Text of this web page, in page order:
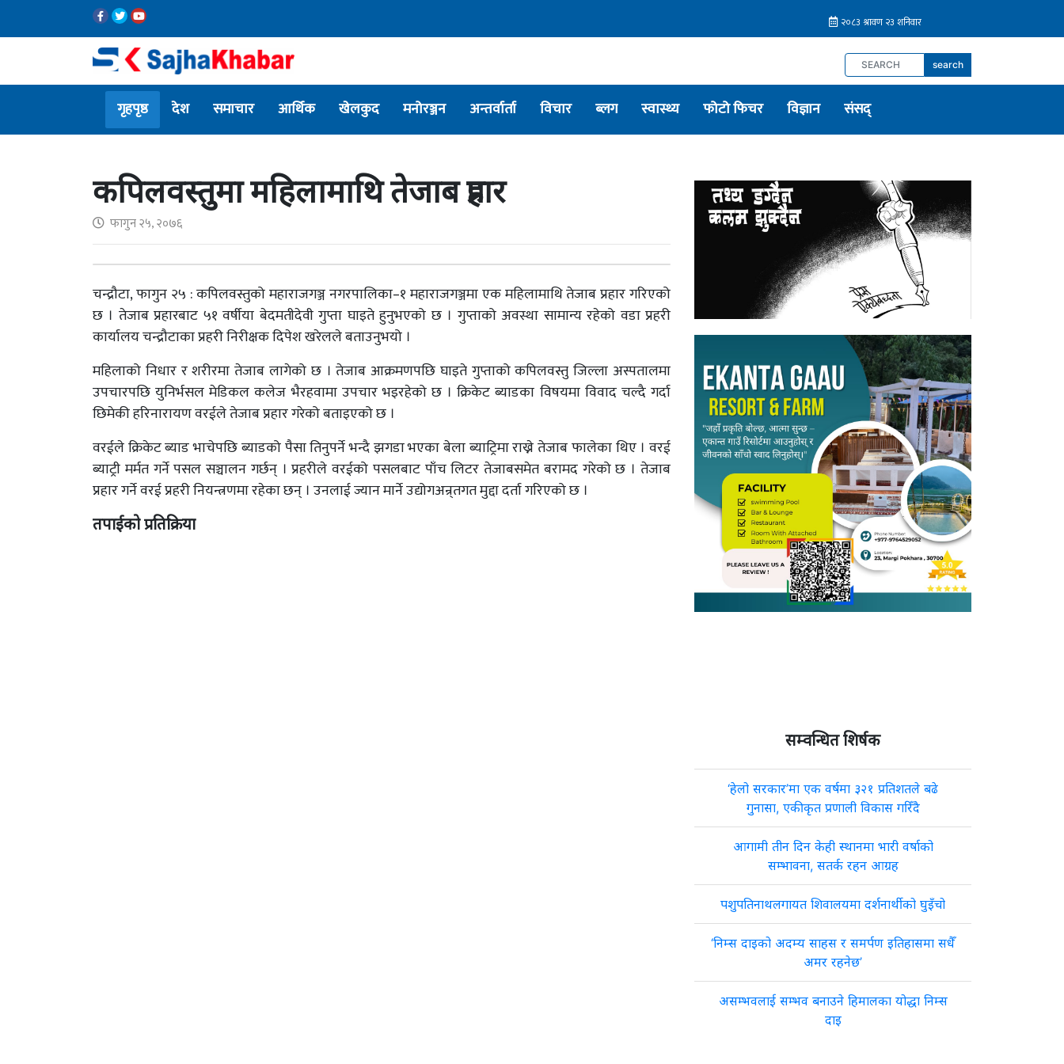
search
गृहपृष्ठ देश समाचार आर्थिक खेलकुद मनोरञ्जन अन्तर्वार्ता विचार ब्लग स्वास्थ्य फोटो फिचर विज्ञान संसद्
कपिलवस्तुमा महिलामाथि तेजाब प्रहार
फागुन २५, २०७६
चन्द्रौटा, फागुन २५ : कपिलवस्तुको महाराजगञ्ज नगरपालिका–१ महाराजगञ्जमा एक महिलामाथि तेजाब प्रहार गरिएको
छ । तेजाब प्रहारबाट ५१ वर्षीया बेदमतीदेवी गुप्ता घाइते हुनुभएको छ । गुप्ताको अवस्था सामान्य रहेको वडा प्रहरी
कार्यालय चन्द्रौटाका प्रहरी निरीक्षक दिपेश खरेलले बताउनुभयो ।
महिलाको निधार र शरीरमा तेजाब लागेको छ । तेजाब आक्रमणपछि घाइते गुप्ताको कपिलवस्तु जिल्ला अस्पतालमा
उपचारपछि युनिर्भसल मेडिकल कलेज भैरहवामा उपचार भइरहेको छ । क्रिकेट ब्याडका विषयमा विवाद चल्दै गर्दा
छिमेकी हरिनारायण वरईले तेजाब प्रहार गरेको बताइएको छ ।
वरईले क्रिकेट ब्याड भाचेपछि ब्याडको पैसा तिनुपर्ने भन्दै झगडा भएका बेला ब्याट्रिमा राख्ने तेजाब फालेका थिए । वरई
ब्याट्री मर्मत गर्ने पसल सञ्चालन गर्छन् । प्रहरीले वरईको पसलबाट पाँच लिटर तेजाबसमेत बरामद गरेको छ । तेजाब
प्रहार गर्ने वरई प्रहरी नियन्त्रणमा रहेका छन् । उनलाई ज्यान मार्ने उद्योगअन्र्तगत मुद्दा दर्ता गरिएको छ ।
तपाईको प्रतिक्रिया
सम्वन्धित शिर्षक
‘हेलो सरकार’मा एक वर्षमा ३२१ प्रतिशतले बढे
गुनासा, एकीकृत प्रणाली विकास गरिँदै
आगामी तीन दिन केही स्थानमा भारी वर्षाको
सम्भावना, सतर्क रहन आग्रह
पशुपतिनाथलगायत शिवालयमा दर्शनार्थीको घुइँचो
‘निम्स दाइको अदम्य साहस र समर्पण इतिहासमा सधैँ
अमर रहनेछ’
असम्भवलाई सम्भव बनाउने हिमालका योद्धा निम्स
दाइ